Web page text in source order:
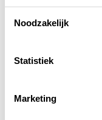
In de buurt
Keuken
Opmerking
Noodzakelijk
Statistiek
Marketing